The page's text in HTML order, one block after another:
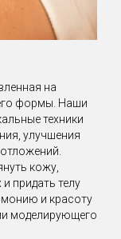
на
формы. Наши
техники
улучшения
кожу,
придать телу
и красоту
моделирующего